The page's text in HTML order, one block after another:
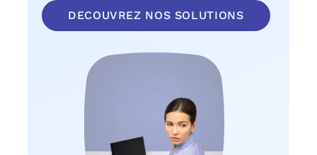
DECOUVREZ NOS SOLUTIONS